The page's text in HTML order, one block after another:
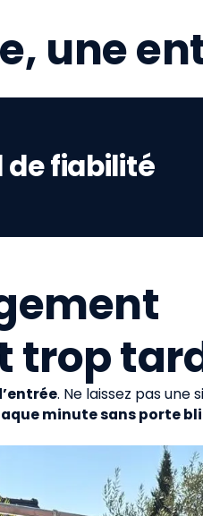
une
de fiabilité
trop
. Ne laissez pas une
minute sans porte